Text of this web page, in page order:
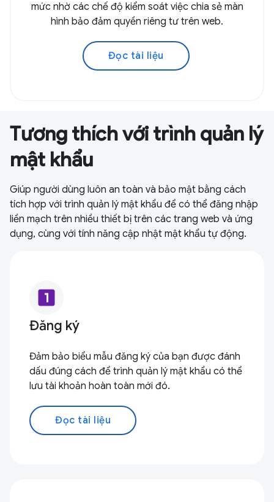
mức nhờ các chế độ kiểm soát việc chia sẻ màn
hình bảo đảm quyền riêng tư trên web.
Đọc tài liệu
Tương thích với trình quản lý
mật khẩu
Giúp người dùng luôn an toàn và bảo mật bằng cách
tích hợp với trình quản lý mật khẩu để có thể đăng nhập
liền mạch trên nhiều thiết bị trên các trang web và ứng
dụng, cùng với tính năng cập nhật mật khẩu tự động.
looks_one
Đăng ký
Đảm bảo biểu mẫu đăng ký của bạn được đánh
dấu đúng cách để trình quản lý mật khẩu có thể
lưu tài khoản hoàn toàn mới đó.
Đọc tài liệu